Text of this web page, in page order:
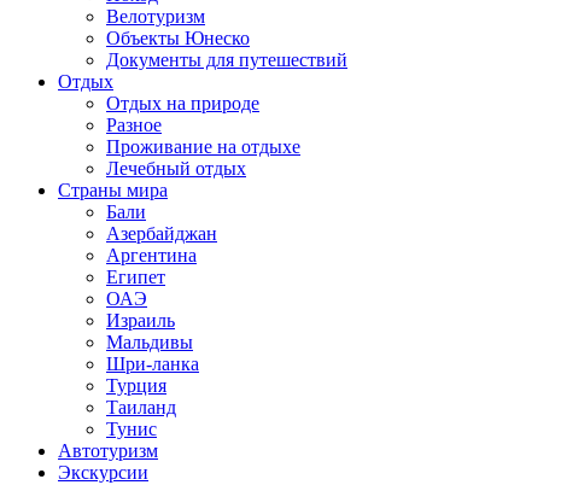
Велотуризм
Объекты Юнеско
Документы для путешествий
Отдых
Отдых на природе
Разное
Проживание на отдыхе
Лечебный отдых
Страны мира
Бали
Азербайджан
Аргентина
Египет
ОАЭ
Израиль
Мальдивы
Шри-ланка
Турция
Таиланд
Тунис
Автотуризм
Экскурсии